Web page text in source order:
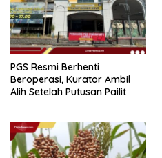
PGS Resmi Berhenti
Beroperasi, Kurator Ambil
Alih Setelah Putusan Pailit